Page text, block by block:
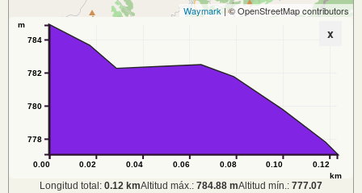
Waymark | © OpenStreetMap contributors
x
0.00 0.02 0.04 0.06 0.08 0.10 0.12
km
778
780
782
784
m
Longitud total: 0.12 kmAltitud máx.: 784.88 mAltitud mín.: 777.07